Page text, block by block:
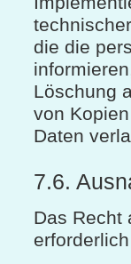
die die
Löschung
von
Daten
7.6.
Das Recht